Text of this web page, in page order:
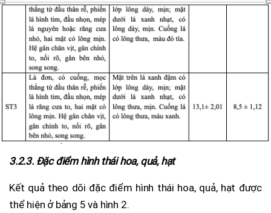
3.2.3. Đặc điểm hình thái hoa, quả, hạt
Kết quả theo dõi đặc điểm hình thái hoa, quả, hạt được
thể hiện ở bảng 5 và hình 2.